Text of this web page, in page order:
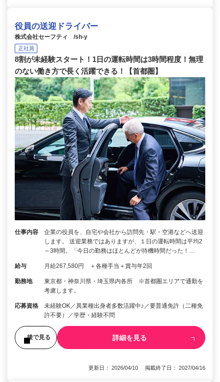
役員の送迎ドライバー
株式会社セーフティ /sh-y
正社員
8割が未経験スタート！1日の運転時間は3時間程度！無理
のない働き方で長く活躍できる！【首都圏】
仕事内容
企業の役員を、自宅や会社から訪問先・駅・空港などへ送迎
します。 送迎業務ではありますが、１日の運転時間は平均2
～3時間。「今日の勤務はほとんどが待機時間だった！…
給与 月給267,580円 ＋各種手当＋賞与年2回
勤務地
東京都・神奈川県・埼玉県内各所 ※首都圏エリアで通勤を
考慮します。
応募資格
未経験OK／異業種出身者多数活躍中♪／要普通免許（二種免
許不要）／学歴・経験不問
後で見る 詳細を見る
更新日： 2026/04/10 掲載終了日： 2027/04/16